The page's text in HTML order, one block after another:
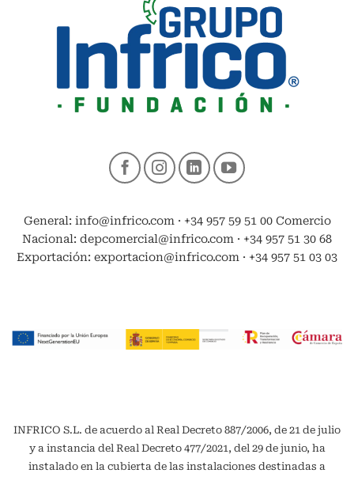
General: info@infrico.com · +34 957 59 51 00 Comercio
Nacional: depcomercial@infrico.com · +34 957 51 30 68
Exportación: exportacion@infrico.com · +34 957 51 03 03
INFRICO S.L. de acuerdo al Real Decreto 887/2006, de 21 de julio
y a instancia del Real Decreto 477/2021, del 29 de junio, ha
instalado en la cubierta de las instalaciones destinadas a